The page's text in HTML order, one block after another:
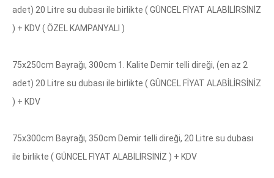
adet) 20 Litre su dubası ile birlikte ( GÜNCEL FİYAT ALABİLİRSİNİZ
) + KDV ( ÖZEL KAMPANYALI )
75x250cm Bayrağı, 300cm 1. Kalite Demir telli direği, (en az 2
adet) 20 Litre su dubası ile birlikte ( GÜNCEL FİYAT ALABİLİRSİNİZ
) + KDV
75x300cm Bayrağı, 350cm Demir telli direği, 20 Litre su dubası
ile birlikte ( GÜNCEL FİYAT ALABİLİRSİNİZ ) + KDV